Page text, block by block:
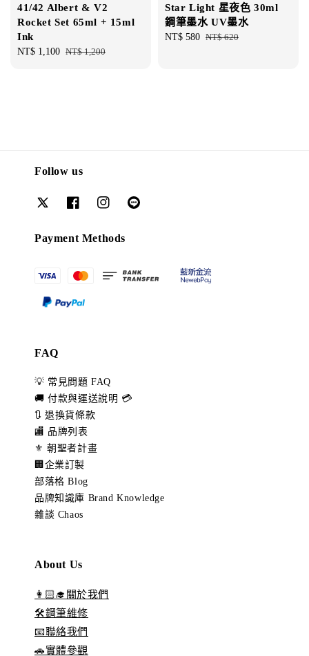
41/42 Albert & V2
Rocket Set 65ml + 15ml
Ink
Sale
NT$ 1,100 Regular
NT$ 1,200
Star Light 星夜色 30ml
鋼筆墨水 UV墨水
Sale
NT$ 580 Regular
NT$ 620
Follow us
Payment Methods
FAQ
💡 常見問題 FAQ
🚚 付款與運送說明 💳
🔃 退換貨條款
🏬 品牌列表
⚜️ 朝聖者計畫
🏢企業訂製
部落格 Blog
品牌知識庫 Brand Knowledge
雜談 Chaos
About Us
👩🏻‍🎓關於我們
🛠️鋼筆維修
📧聯絡我們
🚗實體參觀